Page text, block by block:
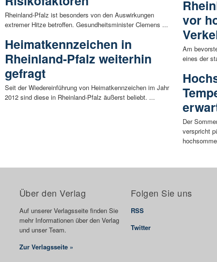
Rheinland-Pfalz ist besonders von den Auswirkungen
extremer Hitze betroffen. Gesundheitsminister Clemens ...
Heimatkennzeichen in
Rheinland-Pfalz weiterhin
gefragt
Seit der Wiedereinführung von Heimatkennzeichen im Jahr
2012 sind diese in Rheinland-Pfalz äußerst beliebt. ...
vor
Am
eines der
Der
verspricht
Über den Verlag
Auf unserer Verlagsseite finden Sie
mehr Informationen über den Verlag
und unser Team.
Zur Verlagsseite »
Folgen Sie uns
RSS
Twitter